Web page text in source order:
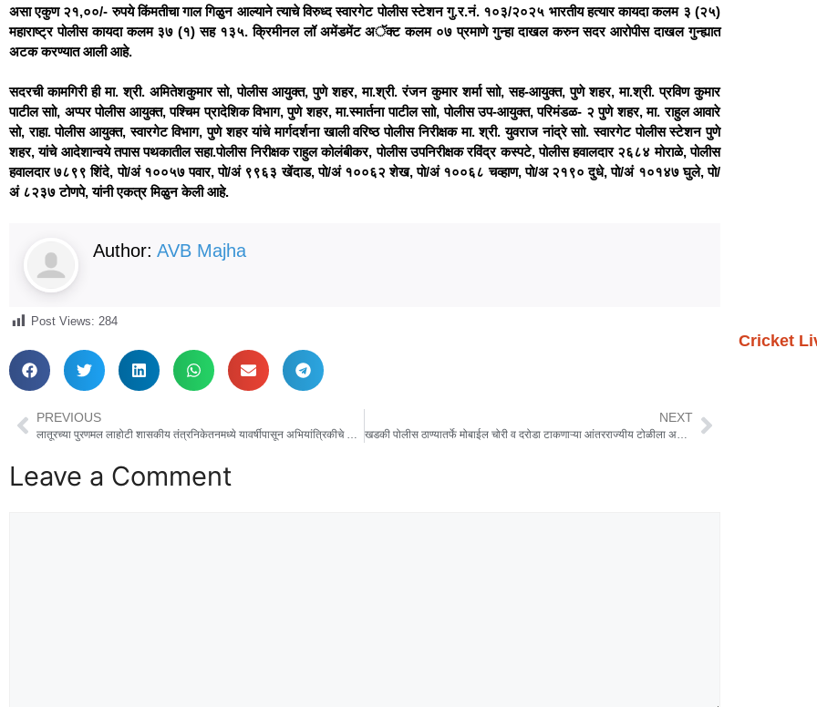
असा एकुण २१,००/- रुपये किंमतीचा गाल गिळुन आल्याने त्याचे विरुध्द स्वारगेट पोलीस स्टेशन गु.र.नं. १०३/२०२५ भारतीय हत्यार कायदा कलम ३ (२५)
महाराष्ट्र पोलीस कायदा कलम ३७ (१) सह १३५. क्रिमीनल लॉ अमेंडमेंट अॅक्ट कलम ०७ प्रमाणे गुन्हा दाखल करुन सदर आरोपीस दाखल गुन्ह्यात
अटक करण्यात आली आहे.
सदरची कामगिरी ही मा. श्री. अमितेशकुमार सो, पोलीस आयुक्त, पुणे शहर, मा.श्री. रंजन कुमार शर्मा साो, सह-आयुक्त, पुणे शहर, मा.श्री. प्रविण कुमार
पाटील साो, अप्पर पोलीस आयुक्त, पश्चिम प्रादेशिक विभाग, पुणे शहर, मा.स्मार्तना पाटील साो, पोलीस उप-आयुक्त, परिमंडळ- २ पुणे शहर, मा. राहुल आवारे
सो, राहा. पोलीस आयुक्त, स्वारगेट विभाग, पुणे शहर यांचे मार्गदर्शना खाली वरिष्ठ पोलीस निरीक्षक मा. श्री. युवराज नांद्रे साो. स्वारगेट पोलीस स्टेशन पुणे
शहर, यांचे आदेशान्वये तपास पथकातील सहा.पोलीस निरीक्षक राहुल कोलंबीकर, पोलीस उपनिरीक्षक रविंद्र कस्पटे, पोलीस हवालदार २६८४ मोराळे, पोलीस
हवालदार ७८९९ शिंदे, पो/अं १००५७ पवार, पो/अं ९९६३ खेंदाड, पो/अं १००६२ शेख, पो/अं १००६८ चव्हाण, पो/अ २१९० दुधे, पो/अं १०१४७ घुले, पो/
अं ८२३७ टोणपे, यांनी एकत्र मिळुन केली आहे.
Author: AVB Majha
Post Views: 284
PREVIOUS NEXT
Leave a Comment
Cricket